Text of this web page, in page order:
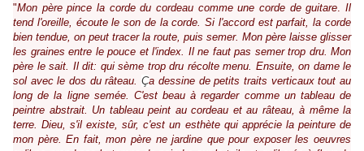
"Mon père pince la corde du cordeau comme une corde de guitare. Il
tend l'oreille, écoute le son de la corde. Si l'accord est parfait, la corde
bien tendue, on peut tracer la route, puis semer. Mon père laisse glisser
les graines entre le pouce et l'index. Il ne faut pas semer trop dru. Mon
père le sait. Il dit: qui sème trop dru récolte menu. Ensuite, on dame le
sol avec le dos du râteau.Ça dessine de petits traits verticaux tout au
long de la ligne semée. C'est beau à regarder comme un tableau de
peintre abstrait. Un tableau peint au cordeau et au râteau, à même la
terre. Dieu, s'il existe, sûr, c'est un esthète qui apprécie la peinture de
mon père. En fait, mon père ne jardine que pour exposer les oeuvres